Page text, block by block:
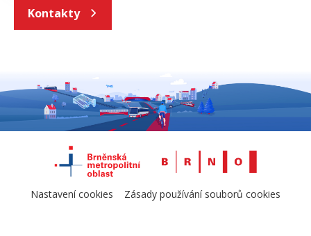
Kontakty
Nastavení cookies Zásady používání souborů cookies